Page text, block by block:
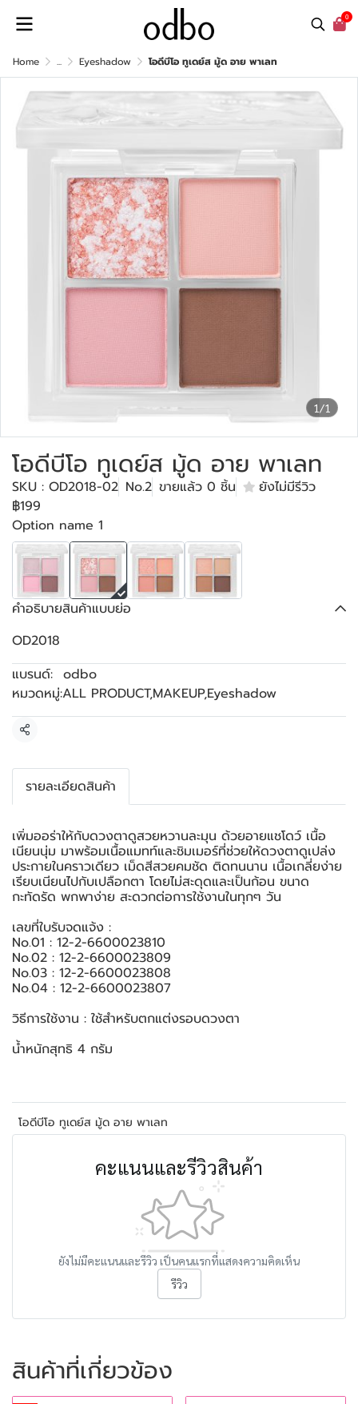
0
Home ... Eyeshadow โอดีบีโอ ทูเดย์ส มู้ด อาย พาเลท
1/1
โอดีบีโอ ทูเดย์ส มู้ด อาย พาเลท
SKU : OD2018-02 No.2 ขายแล้ว 0 ชิ้น
ยังไม่มีรีวิว
฿199
Option name 1
คำอธิบายสินค้าแบบย่อ
OD2018
แบรนด์: odbo
หมวดหมู่:ALL PRODUCT,MAKEUP,Eyeshadow
แชร์
รายละเอียดสินค้า
เพิ่มออร่าให้กับดวงตาดูสวยหวานละมุน ด้วยอายแชโดว์ เนื้อ
เนียนนุ่ม มาพร้อมเนื้อแมทท์และชิมเมอร์ที่ช่วยให้ดวงตาดูเปล่ง
ประกายในคราวเดียว เม็ดสีสวยคมชัด ติดทนนาน เนื้อเกลี่ยง่าย
เรียบเนียนไปกับเปลือกตา โดยไม่สะดุดและเป็นก้อน ขนาด
กะทัดรัด พกพาง่าย สะดวกต่อการใช้งานในทุกๆ วัน
เลขที่ใบรับจดแจ้ง :
No.01 : 12-2-6600023810
No.02 : 12-2-6600023809
No.03 : 12-2-6600023808
No.04 : 12-2-6600023807
วิธีการใช้งาน : ใช้สำหรับตกแต่งรอบดวงตา
น้ำหนักสุทธิ 4 กรัม
โอดีบีโอ ทูเดย์ส มู้ด อาย พาเลท
คะแนนและรีวิวสินค้า
ยังไม่มีคะแนนและรีวิว เป็นคนแรกที่แสดงความคิดเห็น
รีวิว
สินค้าที่เกี่ยวข้อง